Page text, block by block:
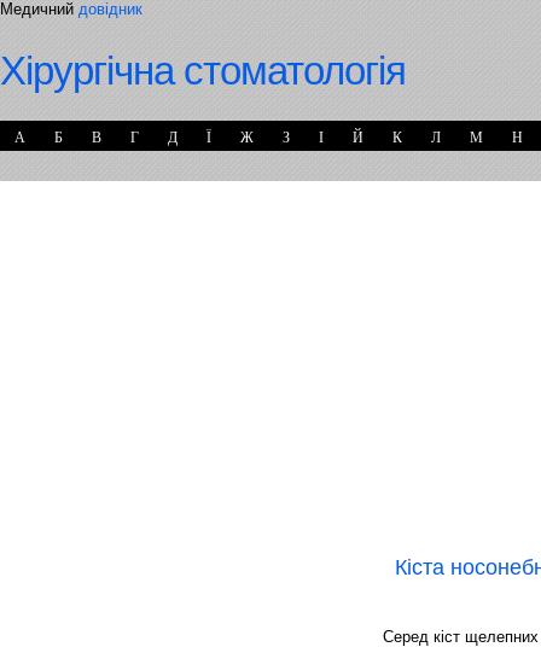
Медичний довідник
Хірургічна стоматологія
А Б В Г Д Ї Ж З І Й К Л М Н
Кіста
Серед кіст